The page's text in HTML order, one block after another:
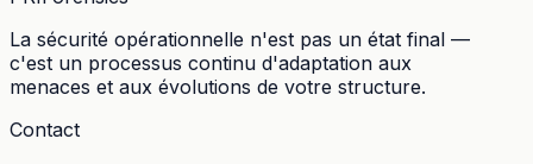
La sécurité opérationnelle n'est pas un état final —
c'est un processus continu d'adaptation aux
menaces et aux évolutions de votre structure.
Contact